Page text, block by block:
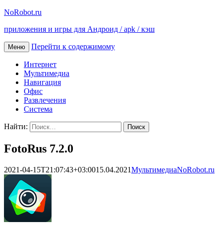
NoRobot.ru
приложения и игры для Андроид / apk / кэш
Меню Перейти к содержимому
Интернет
Мультимедиа
Навигация
Офис
Развлечения
Система
Найти:
FotoRus 7.2.0
2021-04-15T21:07:43+03:0015.04.2021МультимедиаNoRobot.ru